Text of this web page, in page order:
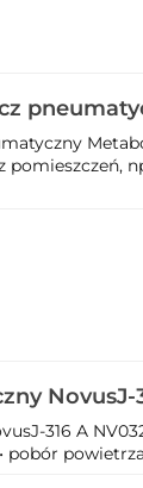
NovusJ-
316 A
pobór